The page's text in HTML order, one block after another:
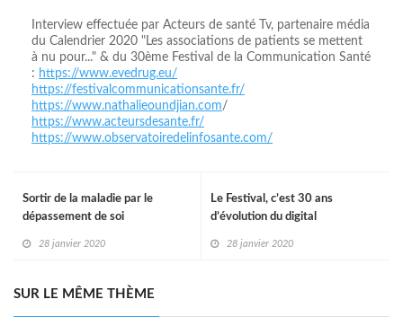
Interview effectuée par Acteurs de santé Tv, partenaire média
du Calendrier 2020 "Les associations de patients se mettent
à nu pour..." & du 30ème Festival de la Communication Santé
: https://www.evedrug.eu/
https://festivalcommunicationsante.fr/
https://www.nathalieoundjian.com/
https://www.acteursdesante.fr/
https://www.observatoiredelinfosante.com/
Le Festival, c’est 30 ans
d’évolution du digital
28 janvier 2020
Sortir de la maladie par le
dépassement de soi
28 janvier 2020
SUR LE MÊME THÈME